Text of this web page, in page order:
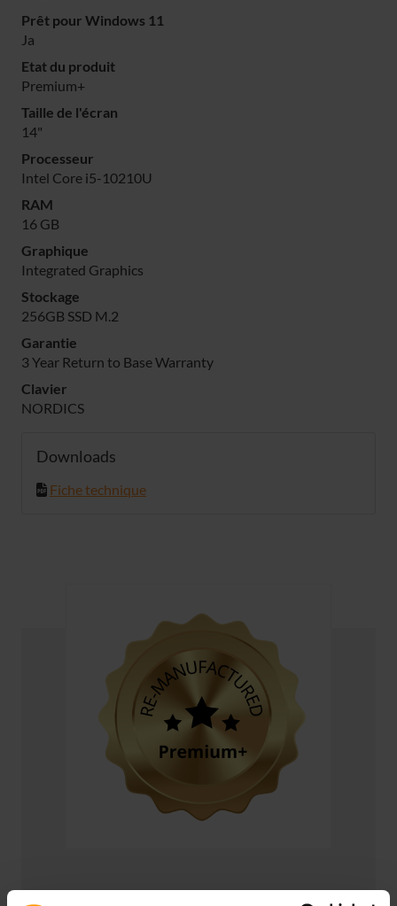
Prêt pour Windows 11
Ja
Etat du produit
Premium+
Taille de l'écran
14"
Processeur
Intel Core i5-10210U
RAM
16 GB
Graphique
Integrated Graphics
Stockage
256GB SSD M.2
Garantie
3 Year Return to Base Warranty
Clavier
NORDICS
Downloads
Fiche technique